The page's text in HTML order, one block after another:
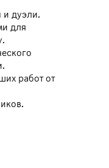
и дуэли.
для
работ от